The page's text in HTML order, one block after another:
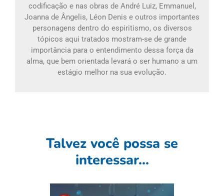
codificação e nas obras de André Luiz, Emmanuel,
Joanna de Ângelis, Léon Denis e outros importantes
personagens dentro do espiritismo, os diversos
tópicos aqui tratados mostram-se de grande
importância para o entendimento dessa força da
alma, que bem orientada levará o ser humano a um
estágio melhor na sua evolução.
Talvez você possa se
interessar...